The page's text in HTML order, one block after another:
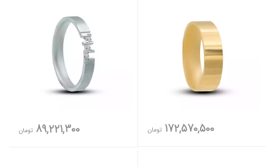
172,570,500 تومان 89,221,300 تومان